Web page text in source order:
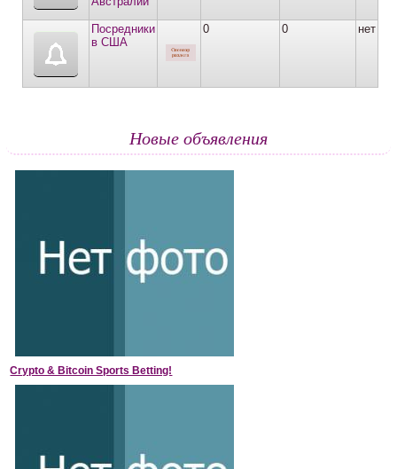
Посредники
в США
0 0 нет
Новые объявления
Crypto & Bitcoin Sports Betting!